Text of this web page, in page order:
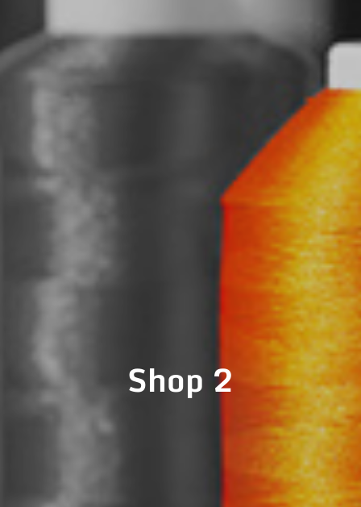
Shop 2